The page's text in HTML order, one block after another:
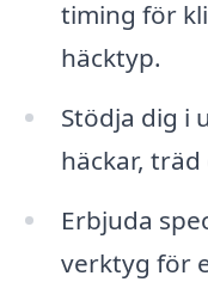
timing för
häcktyp.
Stödja dig i
häckar,
Erbjuda
verktyg för